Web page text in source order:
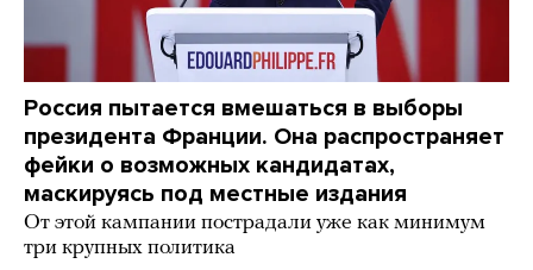
Россия пытается вмешаться в выборы
президента Франции. Она распространяет
фейки о возможных кандидатах,
маскируясь под местные издания
От этой кампании пострадали уже как минимум
три крупных политика